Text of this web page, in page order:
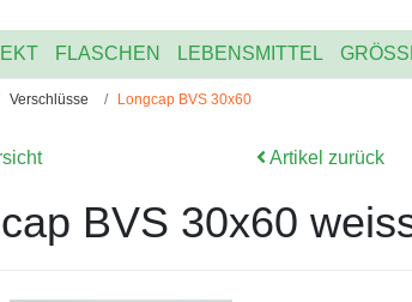
FLASCHEN LEBENSMITTEL
Verschlüsse Longcap BVS 30x60
Artikel zurück
BVS 30x60